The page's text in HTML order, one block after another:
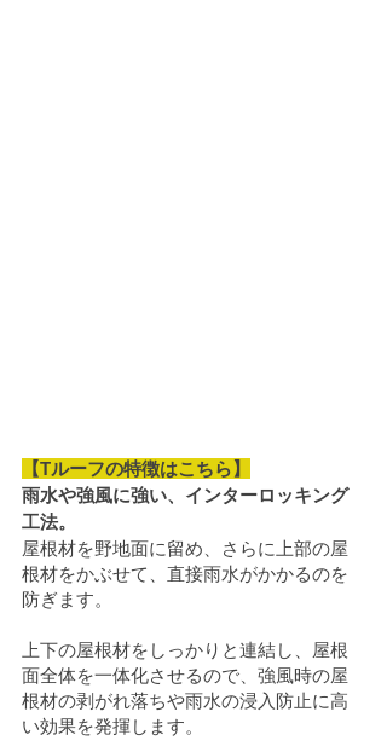
【Tルーフの特徴はこちら】
雨水や強風に強い、インターロッキング
工法。
屋根材を野地面に留め、さらに上部の屋
根材をかぶせて、直接雨水がかかるのを
防ぎます。
上下の屋根材をしっかりと連結し、屋根
面全体を一体化させるので、強風時の屋
根材の剥がれ落ちや雨水の浸入防止に高
い効果を発揮します。